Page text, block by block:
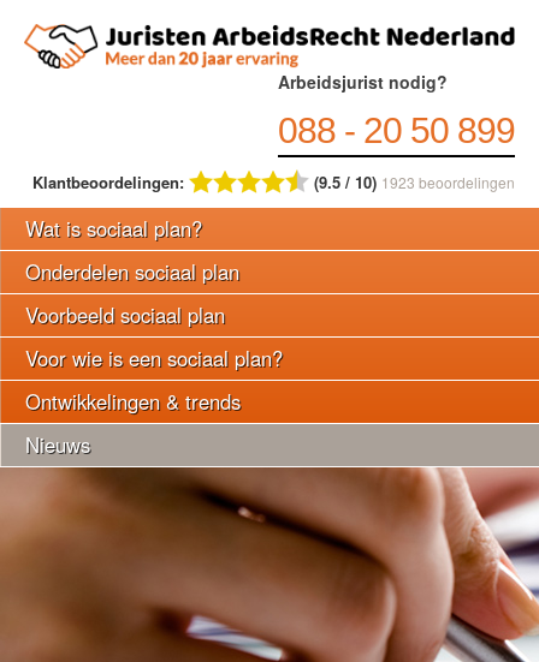
Arbeidsjurist nodig?
088 - 20 50 899
Klantbeoordelingen: (9.5 / 10) 1923 beoordelingen
Wat is sociaal plan?
Onderdelen sociaal plan
Voorbeeld sociaal plan
Voor wie is een sociaal plan?
Ontwikkelingen & trends
Nieuws